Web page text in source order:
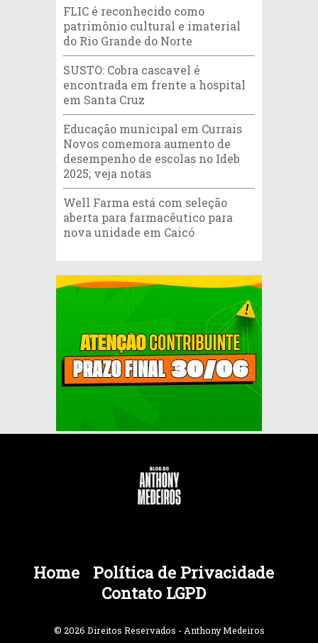
FLIC é reconhecido como
patrimônio cultural e imaterial
do Rio Grande do Norte
SUSTO: Cobra cascavel é
encontrada em frente a hospital
em Santa Cruz
Educação municipal em Currais
Novos comemora aumento de
desempenho de escolas no Ideb
2025; veja notas
Well Farma está com seleção
aberta para farmacêutico para
nova unidade em Caicó
Home
Política de Privacidade
Contato LGPD
© 2026 Direitos Reservados - Anthony Medeiros